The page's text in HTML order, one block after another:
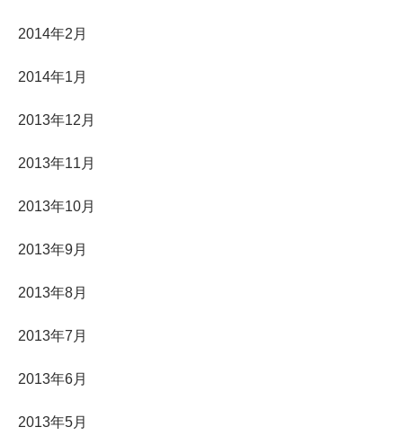
2014年2月
2014年1月
2013年12月
2013年11月
2013年10月
2013年9月
2013年8月
2013年7月
2013年6月
2013年5月